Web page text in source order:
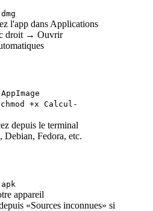
l'app dans Applications
droit → Ouvrir
chmod +x Calcul-
depuis le terminal
Debian, Fedora, etc.
appareil
«Sources inconnues» si